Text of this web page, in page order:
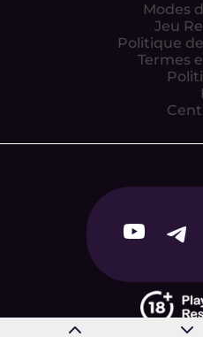
Modes
Jeu
Politique
Termes